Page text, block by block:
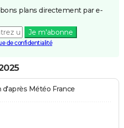
plans directement par e-
Je m'abonne
de confidentialité
Météo France